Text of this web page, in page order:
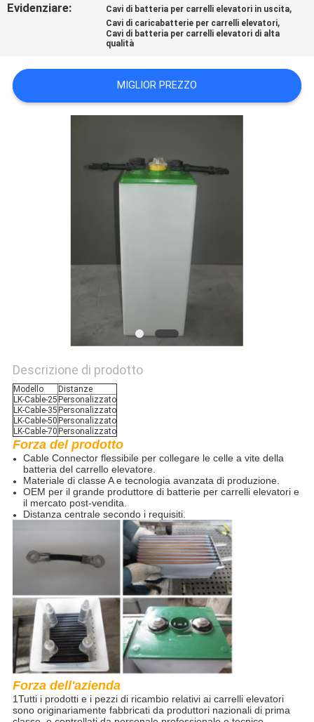
INFORMATIVA
SULLA
PRIVACY
Evidenziare: Cavi di batteria per carrelli elevatori in uscita,
Cavi di caricabatterie per carrelli elevatori,
Cavi di batteria per carrelli elevatori di alta
qualità
MIGLIOR PREZZO
Descrizione di prodotto
Modello
Distanze
LK-Cable-25 Personalizzato
LK-Cable-35 Personalizzato
LK-Cable-50 Personalizzato
LK-Cable-70 Personalizzato
Forza del prodotto
Cable Connector flessibile per collegare le celle a vite della
batteria del carrello elevatore.
Materiale di classe A e tecnologia avanzata di produzione.
OEM per il grande produttore di batterie per carrelli elevatori e
il mercato post-vendita.
Distanza centrale secondo i requisiti.
Forza dell'azienda
1Tutti i prodotti e i pezzi di ricambio relativi ai carrelli elevatori
sono originariamente fabbricati da produttori nazionali di prima